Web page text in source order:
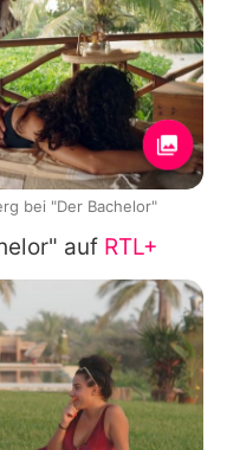
auf RTL+
bei "Der Bachelor"